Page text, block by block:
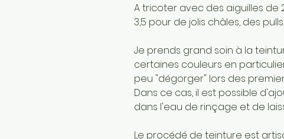
A tricoter avec des aiguilles de
3,5 pour de jolis châles, des
Je prends grand soin à la
certaines couleurs en
peu "dégorger" lors des
Dans ce cas, il est possible
dans l'eau de rinçage et de
Le procédé de teinture est